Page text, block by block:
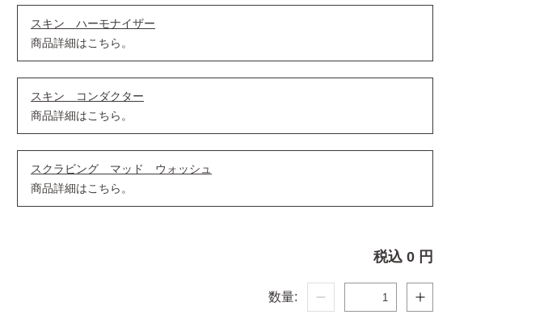
スキン ハーモナイザー
商品詳細はこちら。
スキン コンダクター
商品詳細はこちら。
スクラビング マッド ウォッシュ
商品詳細はこちら。
税込 0 円
数量: